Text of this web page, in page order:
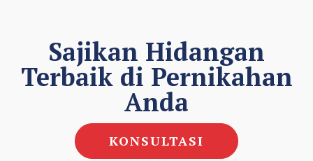
Sajikan Hidangan
Terbaik di Pernikahan
Anda
KONSULTASI